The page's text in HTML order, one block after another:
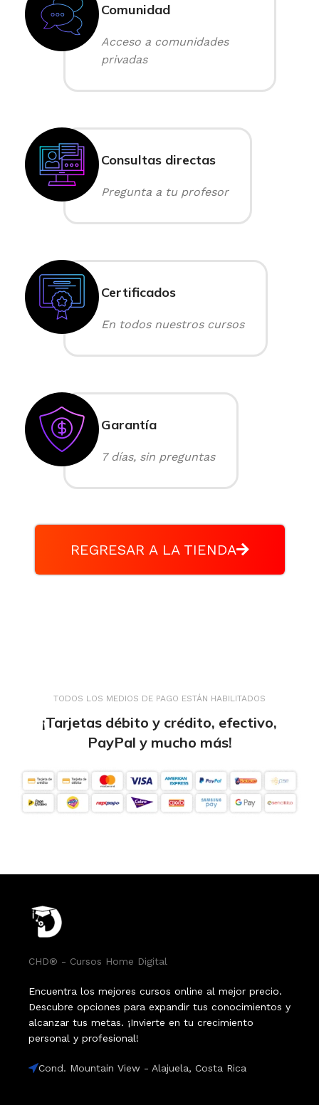
Comunidad
Acceso a comunidades
privadas
Consultas directas
Pregunta a tu profesor
Certificados
En todos nuestros cursos
Garantía
7 días, sin preguntas
REGRESAR A LA TIENDA
TODOS LOS MEDIOS DE PAGO ESTÁN HABILITADOS
¡Tarjetas débito y crédito, efectivo,
PayPal y mucho más!
CHD® - Cursos Home Digital
Encuentra los mejores cursos online al mejor precio.
Descubre opciones para expandir tus conocimientos y
alcanzar tus metas. ¡Invierte en tu crecimiento
personal y profesional!
Cond. Mountain View - Alajuela, Costa Rica